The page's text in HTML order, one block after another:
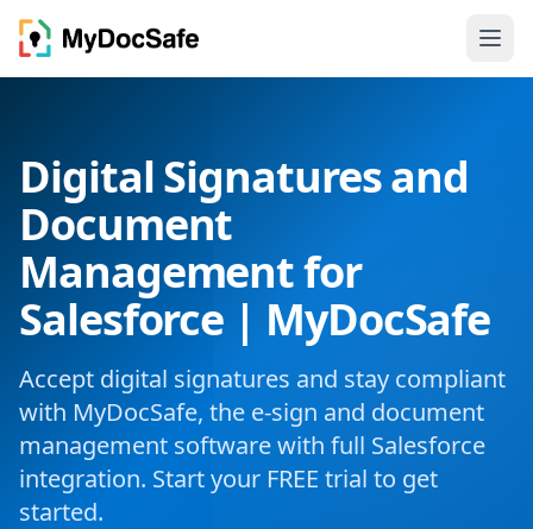
Digital Signatures and
Document
Management for
Salesforce | MyDocSafe
Accept digital signatures and stay compliant
with MyDocSafe, the e-sign and document
management software with full Salesforce
integration. Start your FREE trial to get
started.